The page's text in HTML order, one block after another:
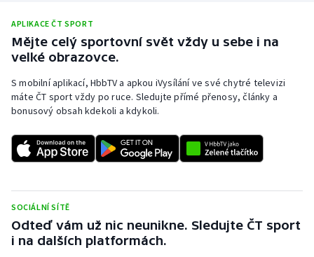
APLIKACE ČT SPORT
Mějte celý sportovní svět vždy u sebe i na
velké obrazovce.
S mobilní aplikací, HbbTV a apkou iVysílání ve své chytré televizi
máte ČT sport vždy po ruce. Sledujte přímé přenosy, články a
bonusový obsah kdekoli a kdykoli.
SOCIÁLNÍ SÍTĚ
Odteď vám už nic neunikne. Sledujte ČT sport
i na dalších platformách.